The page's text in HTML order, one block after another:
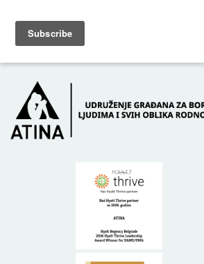
POČETNA O NAMA